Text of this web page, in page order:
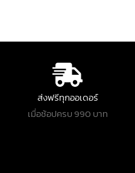
ส่งฟรีทุกออเดอร์
เมื่อช้อปครบ 990 บาท